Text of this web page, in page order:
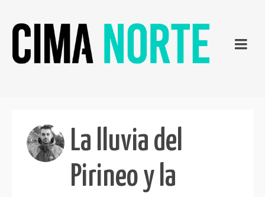
La lluvia del
Pirineo y la